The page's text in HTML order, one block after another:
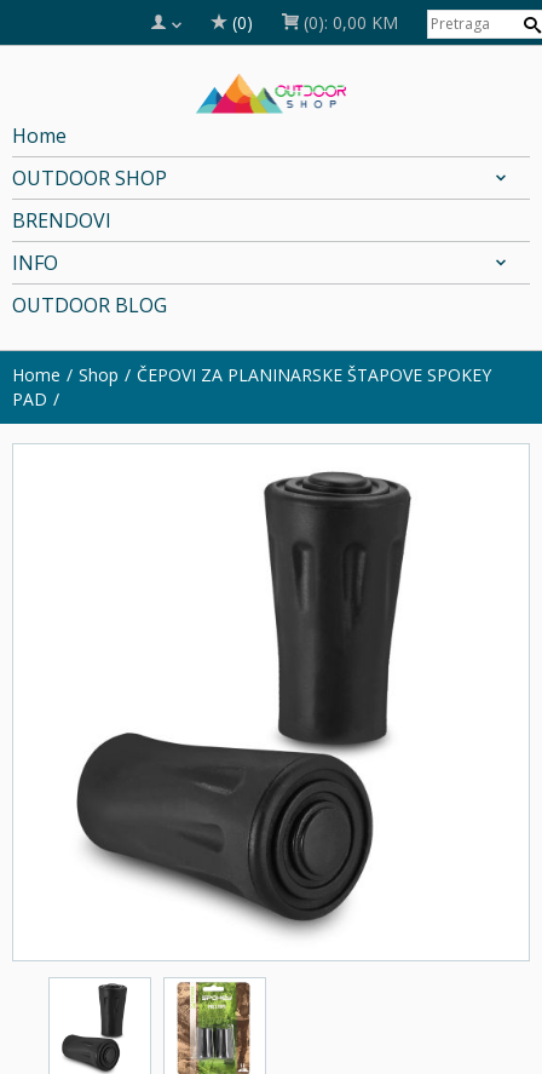
(0) (0): 0,00 KM
Home
OUTDOOR SHOP
BRENDOVI
INFO
OUTDOOR BLOG
Home Shop
ČEPOVI ZA PLANINARSKE ŠTAPOVE SPOKEY
PAD